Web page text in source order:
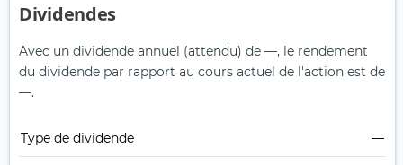
Dividendes
Avec un dividende annuel (attendu) de —, le rendement
du dividende par rapport au cours actuel de l'action est de
—.
Type de dividende —